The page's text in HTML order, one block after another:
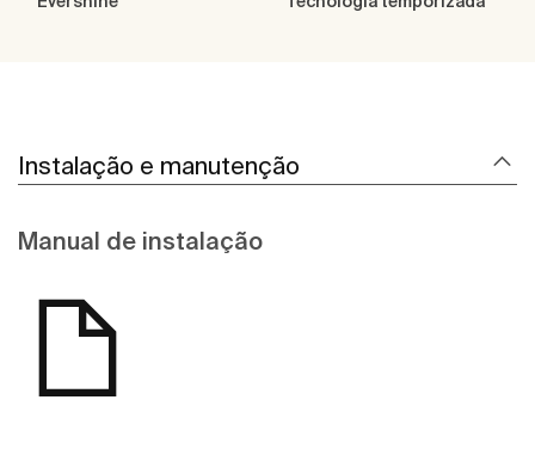
Instalação e manutenção
Manual de instalação